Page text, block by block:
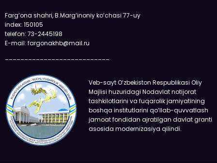
Farg‘ona shahri, B.Marg‘inoniy ko‘chasi 77-uy
index: 150105
telefon: 73-2445198
Veb-sayt O‘zbekiston Respublikasi Oliy
Majlisi huzuridagi Nodavlat notijorat
tashkilotlarini va fuqarolik jamiyatining
boshqa institutlarini qo‘llab-quvvatlash
jamoat fondidan ajratilgan davlat granti